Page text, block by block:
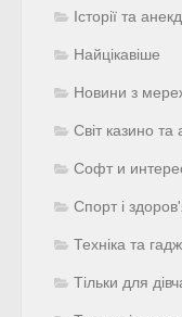
Історії та
Найцікавіше
Новини з
Світ казино та
Софт и
Спорт і
Техніка та
Тільки для